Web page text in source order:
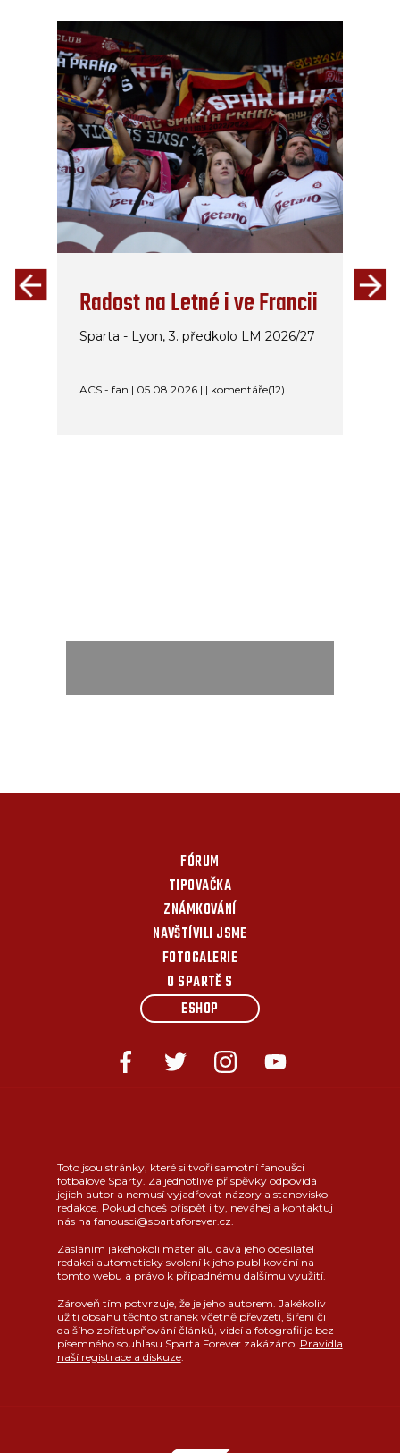
Radost na Letné i ve Francii
Sparta - Lyon, 3. předkolo LM 2026/27
ACS - fan | 05.08.2026 | | komentáře(12)
FÓRUM
TIPOVAČKA
ZNÁMKOVÁNÍ
NAVŠTÍVILI JSME
FOTOGALERIE
O SPARTĚ S
ESHOP
Toto jsou stránky, které si tvoří samotní fanoušci
fotbalové Sparty. Za jednotlivé příspěvky odpovídá
jejich autor a nemusí vyjadřovat názory a stanovisko
redakce. Pokud chceš přispět i ty, neváhej a kontaktuj
nás na fanousci@spartaforever.cz.
Zasláním jakéhokoli materiálu dává jeho odesílatel
redakci automaticky svolení k jeho publikování na
tomto webu a právo k případnému dalšímu využití.
Zároveň tím potvrzuje, že je jeho autorem. Jakékoliv
užití obsahu těchto stránek včetně převzetí, šíření či
dalšího zpřístupňování článků, videí a fotografií je bez
písemného souhlasu Sparta Forever zakázáno. Pravidla
naší registrace a diskuze.